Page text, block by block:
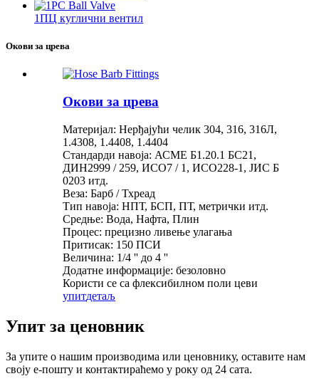
1ПЦ куглични вентил
Окови за црева
Окови за црева
Материјал: Нерђајући челик 304, 316, 316Л,
1.4308, 1.4408, 1.4404
Стандарди навоја: АСМЕ Б1.20.1 БС21,
ДИН2999 / 259, ИСО7 / 1, ИСО228-1, ЈИС Б
0203 итд.
Веза: Барб / Тхреад
Тип навоја: НПТ, БСП, ПТ, метрички итд.
Средње: Вода, Нафта, Плин
Процес: прецизно ливење улагања
Притисак: 150 ПСИ
Величина: 1/4 '' до 4 ''
Додатне информације: безоловно
Користи се са флексибилном поли цеви
упитдетаљ
Упит за ценовник
За упите о нашим производима или ценовнику, оставите нам
своју е-пошту и контактираћемо у року од 24 сата.